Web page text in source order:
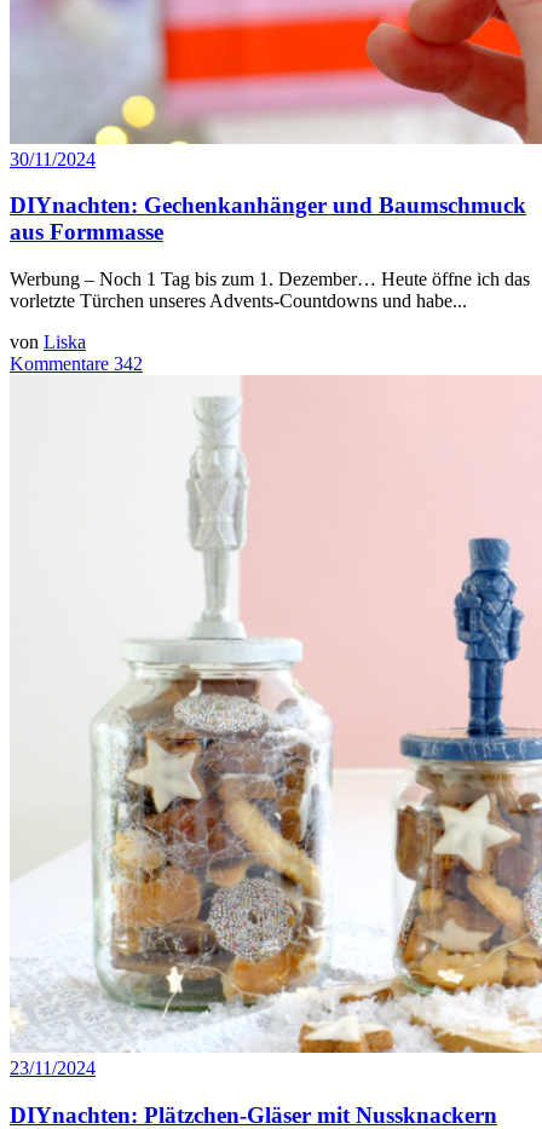
30/11/2024
DIYnachten: Gechenkanhänger und Baumschmuck
aus Formmasse
Werbung – Noch 1 Tag bis zum 1. Dezember… Heute öffne ich das
vorletzte Türchen unseres Advents-Countdowns und habe...
von Liska
Kommentare 342
23/11/2024
DIYnachten: Plätzchen-Gläser mit Nussknackern